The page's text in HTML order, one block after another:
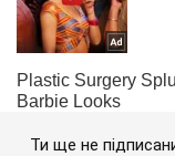
Ти ще не